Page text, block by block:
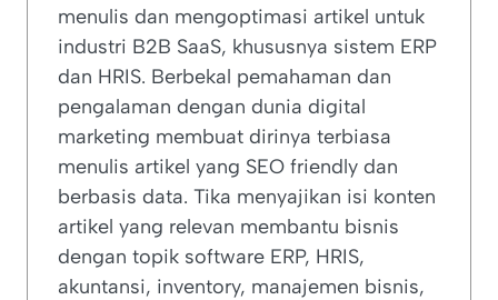
menulis dan mengoptimasi artikel untuk
industri B2B SaaS, khususnya sistem ERP
dan HRIS. Berbekal pemahaman dan
pengalaman dengan dunia digital
marketing membuat dirinya terbiasa
menulis artikel yang SEO friendly dan
berbasis data. Tika menyajikan isi konten
artikel yang relevan membantu bisnis
dengan topik software ERP, HRIS,
akuntansi, inventory, manajemen bisnis,